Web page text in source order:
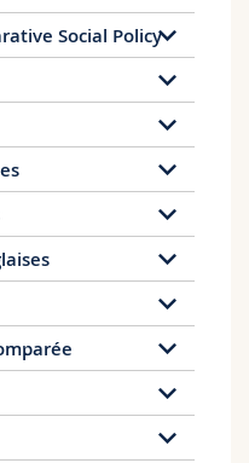
Social Policy